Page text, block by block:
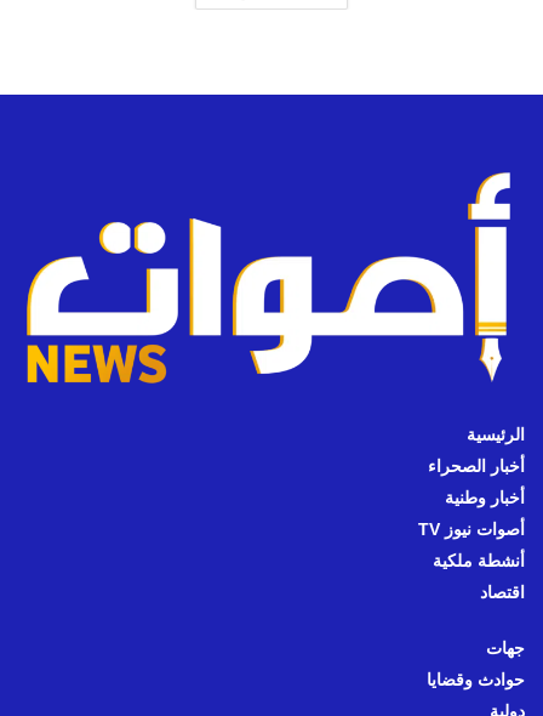
الرئيسية
أخبار الصحراء
أخبار وطنية
أصوات نيوز TV
أنشطة ملكية
اقتصاد
جهات
حوادث وقضايا
دولية